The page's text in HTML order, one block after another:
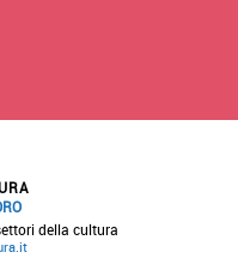
della cultura